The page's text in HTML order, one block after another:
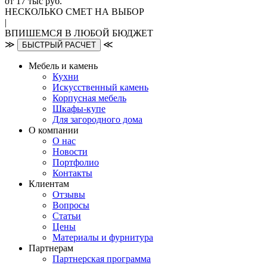
НЕСКОЛЬКО СМЕТ НА ВЫБОР
|
ВПИШЕМСЯ В ЛЮБОЙ БЮДЖЕТ
≫
БЫСТРЫЙ РАСЧЕТ ≪
Мебель и камень
Кухни
Искусственный камень
Корпусная мебель
Шкафы-купе
Для загородного дома
О компании
О нас
Новости
Портфолио
Контакты
Клиентам
Отзывы
Вопросы
Статьи
Цены
Материалы и фурнитура
Партнерам
Партнерская программа